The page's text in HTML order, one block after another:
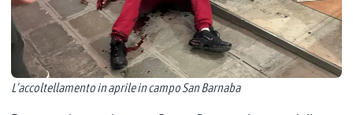
L’accoltellamento in aprile in campo San Barnaba